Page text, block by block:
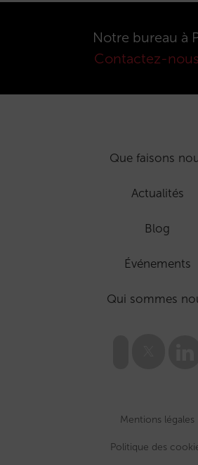
Notre bureau à
Contactez-nous
Que faisons
Actualités
Blog
Événements
Qui sommes
Mentions légales
Politique des